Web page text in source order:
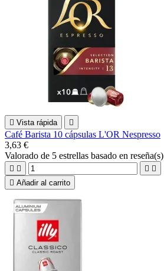
 Vista rápida 
Café Barista 10 cápsulas L'OR Nespresso
3,63 €
Valorado de 5 estrellas basado en reseña(s)
   
 Añadir al carrito